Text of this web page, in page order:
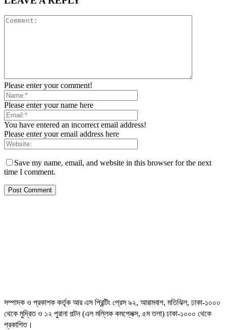
Please enter your comment!
Please enter your name here
You have entered an incorrect email address!
Please enter your email address here
Save my name, email, and website in this browser for the next
time I comment.
সম্পাদক ও প্রকাশক কর্তৃক আর এস প্রিন্টিং প্রেস ৯২, আরামবাগ, মতিঝিল, ঢাকা-১০০০
থেকে মুদ্রিত ও ১২ পুরানা পল্টন (এল মল্লিক কমপ্লেক্স, ৫ম তলা) ঢাকা-১০০০ থেকে
প্রকাশিত।